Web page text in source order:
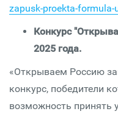
zapusk-proekta-
Конкурс
2025 года.
«Открываем Россию
конкурс, победители
возможность принять